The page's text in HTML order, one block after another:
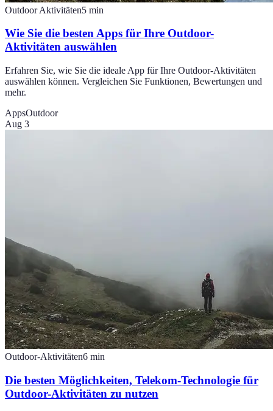
Outdoor Aktivitäten5 min
Wie Sie die besten Apps für Ihre Outdoor-
Aktivitäten auswählen
Erfahren Sie, wie Sie die ideale App für Ihre Outdoor-Aktivitäten
auswählen können. Vergleichen Sie Funktionen, Bewertungen und
mehr.
AppsOutdoor
Aug 3
Outdoor-Aktivitäten6 min
Die besten Möglichkeiten, Telekom-Technologie für
Outdoor-Aktivitäten zu nutzen